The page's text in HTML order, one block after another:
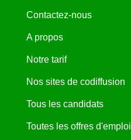
Contactez-nous
A propos
Notre tarif
Nos sites de codiffusion
Tous les candidats
Toutes les offres d'emploi